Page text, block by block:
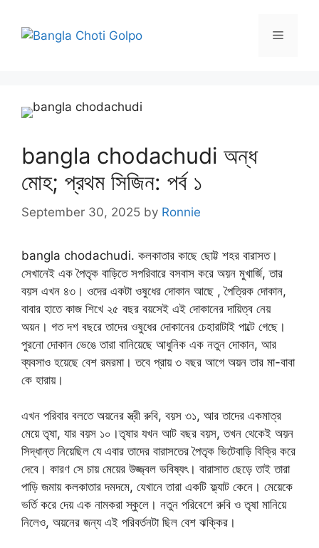
content
Menu
bangla chodachudi অন্ধ
মোহ; প্রথম সিজিন: পর্ব ১
September 30, 2025 by Ronnie
bangla chodachudi. কলকাতার কাছে ছোট্ট শহর বারাসত।
সেখানেই এক পৈতৃক বাড়িতে সপরিবারে বসবাস করে অয়ন মুখার্জি, তার
বয়স এখন ৪৩। ওদের একটা ওষুধের‌ দোকান আছে , পৈত্রিক দোকান,
বাবার হাতে কাজ শিখে ২৫ বছর বয়সেই এই দোকানের দায়িত্ব নেয়
অয়ন। গত দশ বছরে তাদের ওষুধের দোকানের চেহারাটাই পাল্টে গেছে।
পুরনো দোকান ভেঙে তারা বানিয়েছে আধুনিক এক নতুন দোকান, আর
ব্যবসাও হয়েছে বেশ রমরমা। তবে প্রায় ৩ বছর আগে অয়ন তার মা-বাবা
কে হারায়।
এখন পরিবার বলতে অয়নের স্ত্রী রুবি, বয়স ৩১, আর তাদের একমাত্র
মেয়ে তৃষা, যার বয়স ১০।তৃষার যখন আট বছর বয়স, তখন থেকেই অয়ন
সিদ্ধান্ত নিয়েছিল যে এবার তাদের বারাসতের পৈতৃক ভিটেবাড়ি বিক্রি করে
দেবে। কারণ সে চায় মেয়ের উজ্জ্বল ভবিষ্যৎ। বারাসাত ছেড়ে তাই তারা
পাড়ি জমায় কলকাতার দমদমে, যেখানে তারা একটি ফ্ল্যাট কেনে। মেয়েকে
ভর্তি করে দেয় এক নামকরা স্কুলে। নতুন পরিবেশে রুবি ও তৃষা মানিয়ে
নিলেও, অয়নের জন্য এই পরিবর্তনটা ছিল বেশ ঝক্কির।